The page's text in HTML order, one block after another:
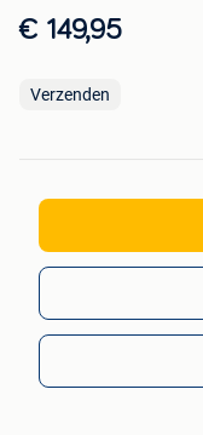
€ 149,95
Verzenden